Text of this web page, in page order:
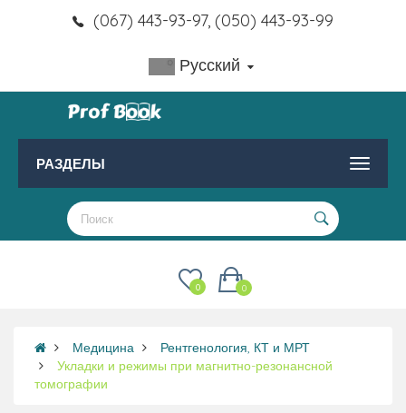
(067) 443-93-97, (050) 443-93-99
Русский
РАЗДЕЛЫ
0
0
Медицина
Рентгенология, КТ и МРТ
Укладки и режимы при магнитно-резонансной
томографии